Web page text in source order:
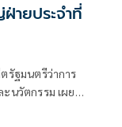
ายประจำที่
นวัตกรรม เผย